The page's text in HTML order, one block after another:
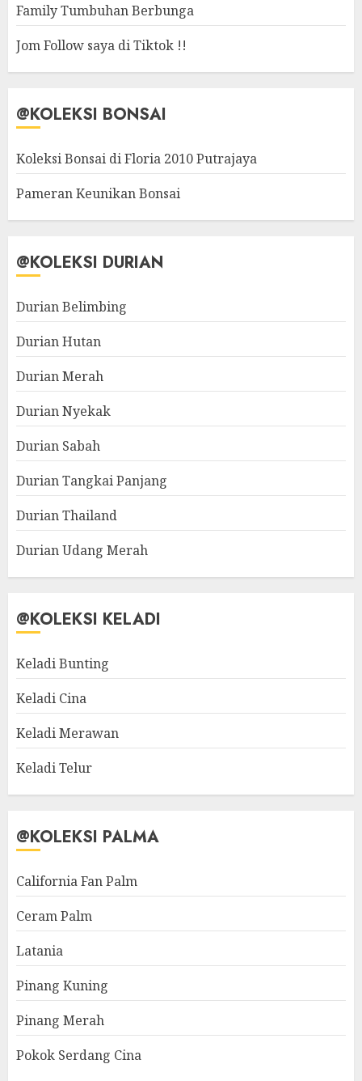
Family Tumbuhan Berbunga
Jom Follow saya di Tiktok !!
@KOLEKSI BONSAI
Koleksi Bonsai di Floria 2010 Putrajaya
Pameran Keunikan Bonsai
@KOLEKSI DURIAN
Durian Belimbing
Durian Hutan
Durian Merah
Durian Nyekak
Durian Sabah
Durian Tangkai Panjang
Durian Thailand
Durian Udang Merah
@KOLEKSI KELADI
Keladi Bunting
Keladi Cina
Keladi Merawan
Keladi Telur
@KOLEKSI PALMA
California Fan Palm
Ceram Palm
Latania
Pinang Kuning
Pinang Merah
Pokok Serdang Cina